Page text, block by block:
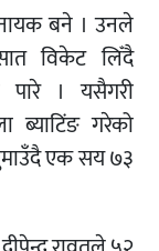
बने । उनले
विकेट लिँदै
पारे । यसैगरी
ब्याटिंङ गरेको
एक सय ७३